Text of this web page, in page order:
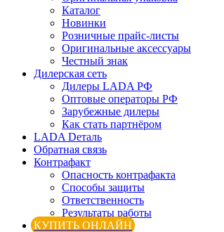
Каталог
Новинки
Розничные прайс-листы
Оригинальные аксессуары
Честный знак
Дилерская сеть
Дилеры LADA РФ
Оптовые операторы РФ
Зарубежные дилеры
Как стать партнёром
LADA Dеталь
Обратная связь
Контрафакт
Опасность контрафакта
Способы защиты
Ответственность
Результаты работы
КУПИТЬ ОНЛАЙН